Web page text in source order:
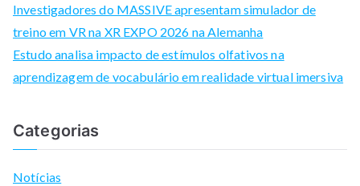
Investigadores do MASSIVE apresentam simulador de
treino em VR na XR EXPO 2026 na Alemanha
Estudo analisa impacto de estímulos olfativos na
aprendizagem de vocabulário em realidade virtual imersiva
Categorias
Notícias